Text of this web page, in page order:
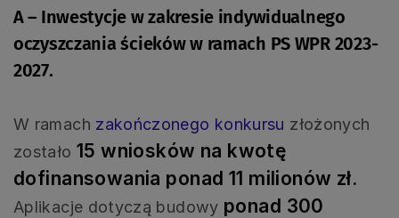
A – Inwestycje w zakresie indywidualnego
oczyszczania ścieków w ramach PS WPR 2023-
2027.
W ramach zakończonego konkursu złożonych
zostało 15 wniosków na kwotę
dofinansowania ponad 11 milionów zł.
Aplikacje dotyczą budowy ponad 300